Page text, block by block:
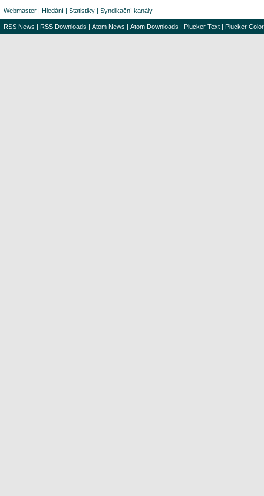
Webmaster | Hledání | Statistiky | Syndikační kanály
RSS News | RSS Downloads | Atom News | Atom Downloads | Plucker Text | Plucker Color